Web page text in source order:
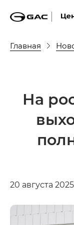
Главная
На
20 августа 2025